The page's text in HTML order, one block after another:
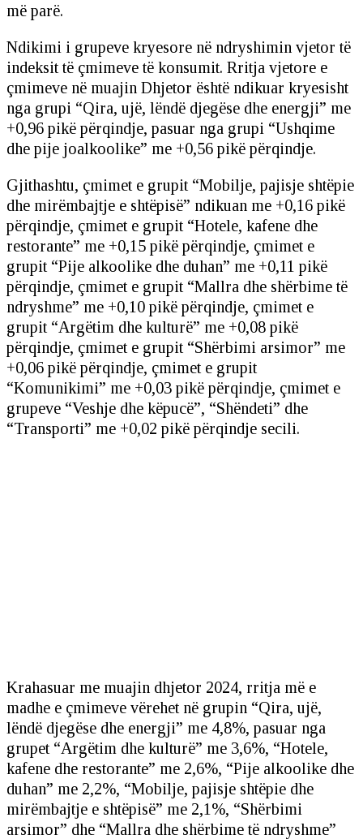
më parë.
Ndikimi i grupeve kryesore në ndryshimin vjetor të
indeksit të çmimeve të konsumit. Rritja vjetore e
çmimeve në muajin Dhjetor është ndikuar kryesisht
nga grupi “Qira, ujë, lëndë djegëse dhe energji” me
+0,96 pikë përqindje, pasuar nga grupi “Ushqime
dhe pije joalkoolike” me +0,56 pikë përqindje.
Gjithashtu, çmimet e grupit “Mobilje, pajisje shtëpie
dhe mirëmbajtje e shtëpisë” ndikuan me +0,16 pikë
përqindje, çmimet e grupit “Hotele, kafene dhe
restorante” me +0,15 pikë përqindje, çmimet e
grupit “Pije alkoolike dhe duhan” me +0,11 pikë
përqindje, çmimet e grupit “Mallra dhe shërbime të
ndryshme” me +0,10 pikë përqindje, çmimet e
grupit “Argëtim dhe kulturë” me +0,08 pikë
përqindje, çmimet e grupit “Shërbimi arsimor” me
+0,06 pikë përqindje, çmimet e grupit
“Komunikimi” me +0,03 pikë përqindje, çmimet e
grupeve “Veshje dhe këpucë”, “Shëndeti” dhe
“Transporti” me +0,02 pikë përqindje secili.
Krahasuar me muajin dhjetor 2024, rritja më e
madhe e çmimeve vërehet në grupin “Qira, ujë,
lëndë djegëse dhe energji” me 4,8%, pasuar nga
grupet “Argëtim dhe kulturë” me 3,6%, “Hotele,
kafene dhe restorante” me 2,6%, “Pije alkoolike dhe
duhan” me 2,2%, “Mobilje, pajisje shtëpie dhe
mirëmbajtje e shtëpisë” me 2,1%, “Shërbimi
arsimor” dhe “Mallra dhe shërbime të ndryshme”